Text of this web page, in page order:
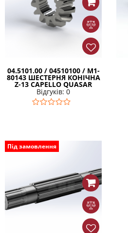
04.5101.00 / 04510100 / М1-
80143 ШЕСТЕРНЯ КОНІЧНА
Z-13 CAPELLO QUASAR
Відгуків: 0
Під замовлення